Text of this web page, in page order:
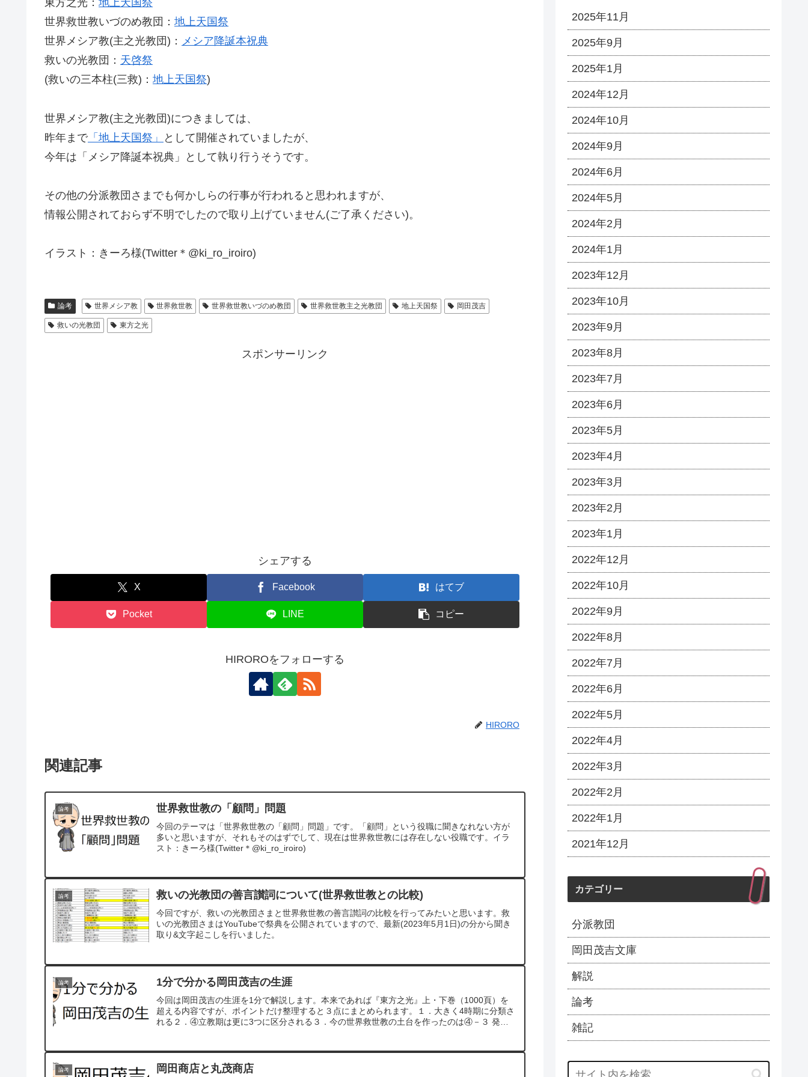
東方之光： 地上天国祭
世界救世教いづのめ教団： 地上天国祭
世界メシア教(主之光教団)： メシア降誕本祝典
救いの光教団： 天啓祭
(救いの三本柱(三救)： 地上天国祭)
世界メシア教(主之光教団)につきましては、
昨年まで「地上天国祭」
として開催されていましたが、
今年は「メシア降誕本祝典」として執り行うそうです。
その他の分派教団さまでも何かしらの行事が行われると思われますが、
情報公開されておらず不明でしたので取り上げていません(ご了承ください)。
イラスト：きーろ様(Twitter＊@ki_ro_iroiro)
論考 世界メシア教 世界救世教 世界救世教いづのめ教団 世界救世教主之光教団 地上天国祭 岡田茂吉
救いの光教団 東方之光
スポンサーリンク
シェアする
X Facebook はてブ
Pocket LINE コピー
HIROROをフォローする
HIRORO
関連記事
論考 世界救世教の「顧問」問題
今回のテーマは「世界救世教の「顧問」問題」です。「顧問」という役職に聞きなれない方が
多いと思いますが、それもそのはずでして、現在は世界救世教には存在しない役職です。イラ
スト：きーろ様(Twitter＊@ki_ro_iroiro)
論考 救いの光教団の善言讃詞について(世界救世教との比較)
今回ですが、救いの光教団さまと世界救世教の善言讃詞の比較を行ってみたいと思います。救
いの光教団さまはYouTubeで祭典を公開されていますので、最新(2023年5月1日)の分から聞き
取り&文字起こしを行いました。
論考 1分で分かる岡田茂吉の生涯
今回は岡田茂吉の生涯を1分で解説します。本来であれば『東方之光』上・下巻（1000頁）を
超える内容ですが、ポイントだけ整理すると３点にまとめられます。１．大きく4時期に分類さ
れる２．④立教期は更に3つに区分される３．今の世界救世教の土台を作ったのは④－３ 発展
論考 岡田商店と丸茂商店
2025年11月
2025年9月
2025年1月
2024年12月
2024年10月
2024年9月
2024年6月
2024年5月
2024年2月
2024年1月
2023年12月
2023年10月
2023年9月
2023年8月
2023年7月
2023年6月
2023年5月
2023年4月
2023年3月
2023年2月
2023年1月
2022年12月
2022年10月
2022年9月
2022年8月
2022年7月
2022年6月
2022年5月
2022年4月
2022年3月
2022年2月
2022年1月
2021年12月
カテゴリー
分派教団
岡田茂吉文庫
解説
論考
雑記